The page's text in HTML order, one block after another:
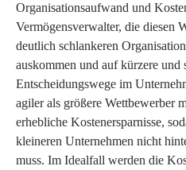
Organisationsaufwand und
Vermögensverwalter, die diesen
deutlich schlankeren
auskommen und auf kürzere und
Entscheidungswege im
agiler als größere Wettbewerber
erhebliche Kostenersparnisse,
kleineren Unternehmen nicht
muss. Im Idealfall werden die